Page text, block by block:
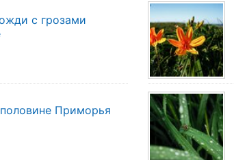
с грозами
Приморья